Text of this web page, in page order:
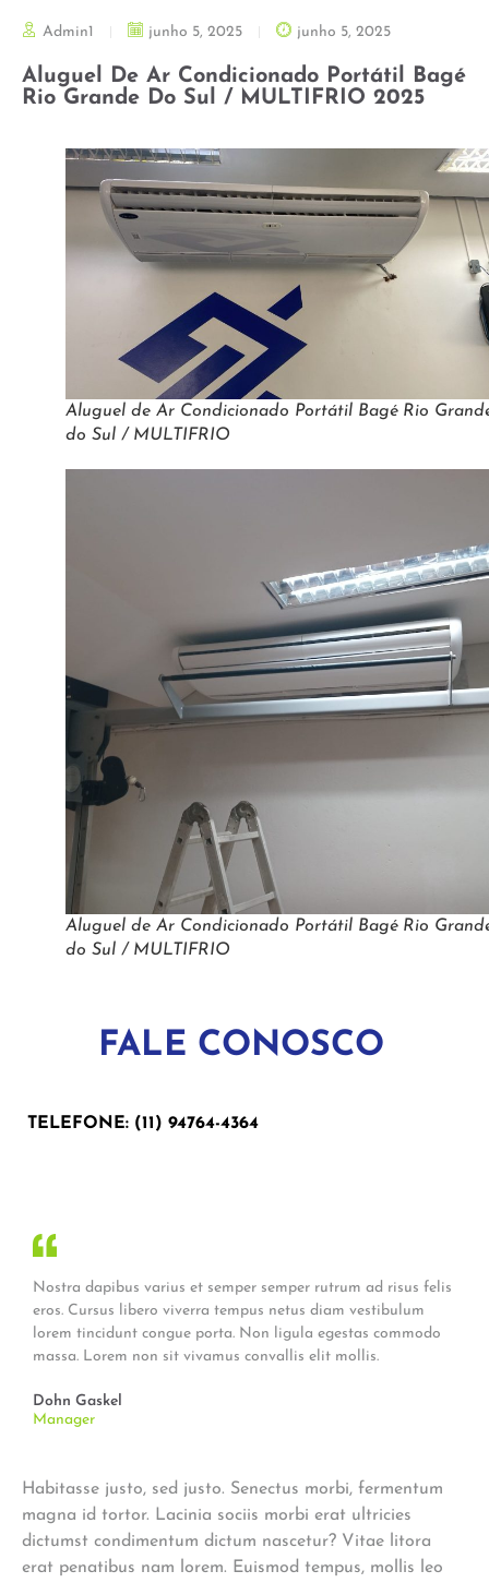
Admin1 junho 5, 2025 junho 5, 2025
Aluguel De Ar Condicionado Portátil Bagé
Rio Grande Do Sul / MULTIFRIO 2025
Aluguel de Ar Condicionado Portátil Bagé Rio
do Sul / MULTIFRIO
Aluguel de Ar Condicionado Portátil Bagé Rio
do Sul / MULTIFRIO
FALE CONOSCO
TELEFONE: (11) 94764-4364
Nostra dapibus varius et semper semper rutrum ad risus felis
eros. Cursus libero viverra tempus netus diam vestibulum
lorem tincidunt congue porta. Non ligula egestas commodo
massa. Lorem non sit vivamus convallis elit mollis.
Dohn Gaskel
Manager
Habitasse justo, sed justo. Senectus morbi, fermentum
magna id tortor. Lacinia sociis morbi erat ultricies
dictumst condimentum dictum nascetur? Vitae litora
erat penatibus nam lorem. Euismod tempus, mollis leo